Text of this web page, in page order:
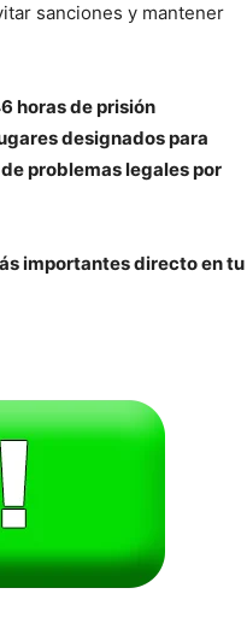
sanciones y mantener
horas de prisión
designados para
problemas legales por
importantes directo en tu